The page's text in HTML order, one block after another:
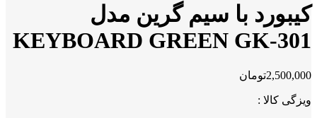
کیبورد با سیم گرین مدل
KEYBOARD GREEN GK-301
2,500,000تومان
ویزگی کالا :